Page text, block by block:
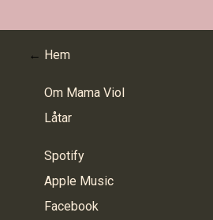
Hem
Om Mama Viol
Låtar
Spotify
Apple Music
Facebook